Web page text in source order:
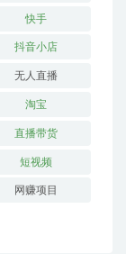
快手
抖音小店
无人直播
淘宝
直播带货
短视频
网赚项目